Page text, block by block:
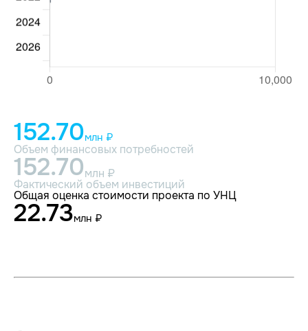
152.70млн ₽
Объем финансовых потребностей
152.70млн ₽
Фактический объем инвестиций
Общая оценка стоимости проекта по УНЦ
22.73млн ₽